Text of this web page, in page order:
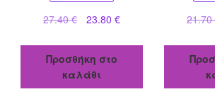
27.40€
Original
was:
27.40 €.
23.80 €Η
τιμή
Προσθήκη στο
καλάθι
21.70